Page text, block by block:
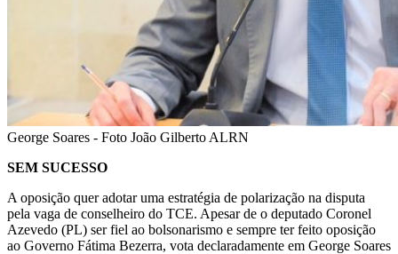
George Soares - Foto João Gilberto ALRN
SEM SUCESSO
A oposição quer adotar uma estratégia de polarização na disputa
pela vaga de conselheiro do TCE. Apesar de o deputado Coronel
Azevedo (PL) ser fiel ao bolsonarismo e sempre ter feito oposição
ao Governo Fátima Bezerra, vota declaradamente em George Soares